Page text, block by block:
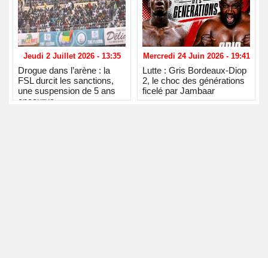
Jeudi 2 Juillet 2026 - 13:35
Drogue dans l’arène : la
FSL durcit les sanctions,
une suspension de 5 ans
encourue
Mercredi 24 Juin 2026 - 19:41
Lutte : Gris Bordeaux-Diop
2, le choc des générations
ficelé par Jambaar